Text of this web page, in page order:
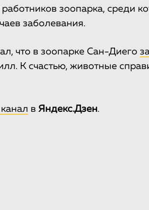
зоопарка, среди
заболевания.
что в зоопарке Сан-Диего
К счастью, животные
в Яндекс.Дзен.